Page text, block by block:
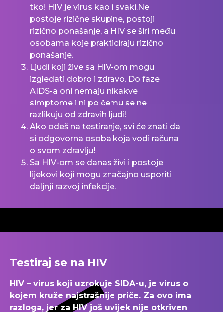
tko! HIV je virus kao i svaki.Ne
postoje rizične skupine, postoji
rizično ponašanje, a HIV se širi među
osobama koje prakticiraju rizično
ponašanje.
Ljudi koji žive sa HIV-om mogu
izgledati dobro i zdravo. Do faze
AIDS-a oni nemaju nikakve
simptome i ni po čemu se ne
razlikuju od zdravih ljudi!
Ako odeš na testiranje, svi će znati da
si odgovorna osoba koja vodi računa
o svom zdravlju!
Sa HIV-om se danas živi i postoje
lijekovi koji mogu značajno usporiti
daljnji razvoj infekcije.
Testiraj se na HIV
HIV – virus koji uzrokuje SIDA-u, je virus o
kojem kruže najstrašnije priče. Za ovo ima
razloga, jer za HIV još uvijek nije otkriven